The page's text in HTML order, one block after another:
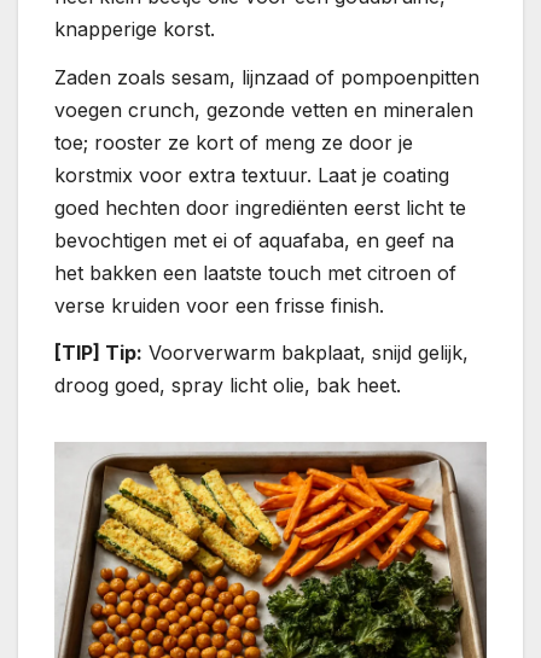
knapperige korst.
Zaden zoals sesam, lijnzaad of pompoenpitten
voegen crunch, gezonde vetten en mineralen
toe; rooster ze kort of meng ze door je
korstmix voor extra textuur. Laat je coating
goed hechten door ingrediënten eerst licht te
bevochtigen met ei of aquafaba, en geef na
het bakken een laatste touch met citroen of
verse kruiden voor een frisse finish.
[TIP] Tip: Voorverwarm bakplaat, snijd gelijk,
droog goed, spray licht olie, bak heet.